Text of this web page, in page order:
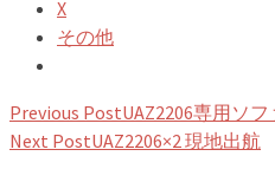
X
その他
Previous PostUAZ2206専用ソ
Next PostUAZ2206×2 現地出航